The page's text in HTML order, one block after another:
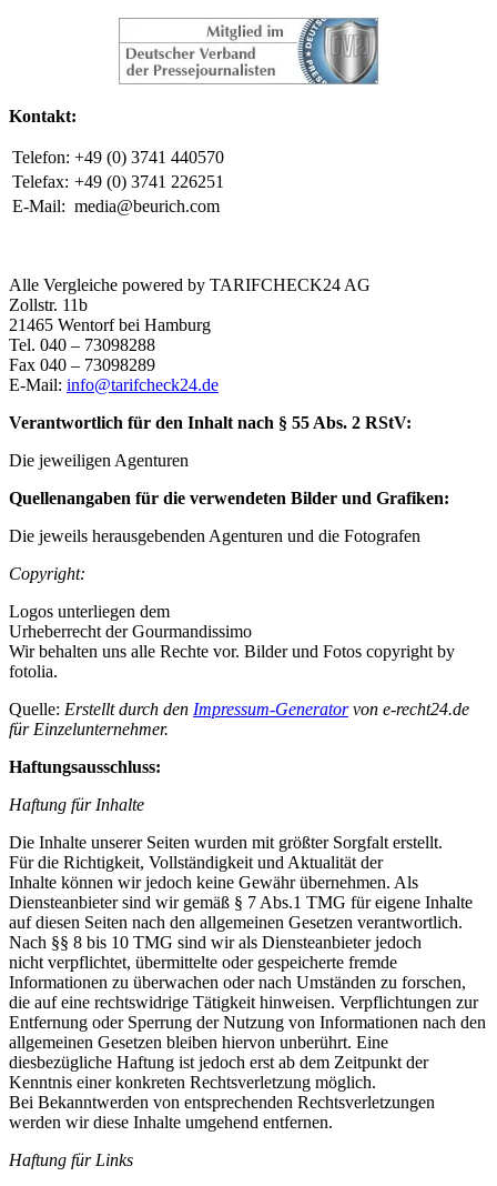
Kontakt:
Telefon: +49 (0) 3741 440570
Telefax: +49 (0) 3741 226251
E-Mail: media@beurich.com
Alle Vergleiche powered by TARIFCHECK24 AG
Zollstr. 11b
21465 Wentorf bei Hamburg
Tel. 040 – 73098288
Fax 040 – 73098289
E-Mail: info@tarifcheck24.de
Verantwortlich für den Inhalt nach § 55 Abs. 2 RStV:
Die jeweiligen Agenturen
Quellenangaben für die verwendeten Bilder und Grafiken:
Die jeweils herausgebenden Agenturen und die Fotografen
Copyright:
Logos unterliegen dem
Urheberrecht der Gourmandissimo
Wir behalten uns alle Rechte vor. Bilder und Fotos copyright by
fotolia.
Quelle: Erstellt durch den Impressum-Generatorvon e-recht24.de
für Einzelunternehmer.
Haftungsausschluss:
Haftung für Inhalte
Die Inhalte unserer Seiten wurden mit größter Sorgfalt erstellt.
Für die Richtigkeit, Vollständigkeit und Aktualität der
Inhalte können wir jedoch keine Gewähr übernehmen. Als
Diensteanbieter sind wir gemäß § 7 Abs.1 TMG für eigene Inhalte
auf diesen Seiten nach den allgemeinen Gesetzen verantwortlich.
Nach §§ 8 bis 10 TMG sind wir als Diensteanbieter jedoch
nicht verpflichtet, übermittelte oder gespeicherte fremde
Informationen zu überwachen oder nach Umständen zu forschen,
die auf eine rechtswidrige Tätigkeit hinweisen. Verpflichtungen zur
Entfernung oder Sperrung der Nutzung von Informationen nach den
allgemeinen Gesetzen bleiben hiervon unberührt. Eine
diesbezügliche Haftung ist jedoch erst ab dem Zeitpunkt der
Kenntnis einer konkreten Rechtsverletzung möglich.
Bei Bekanntwerden von entsprechenden Rechtsverletzungen
werden wir diese Inhalte umgehend entfernen.
Haftung für Links